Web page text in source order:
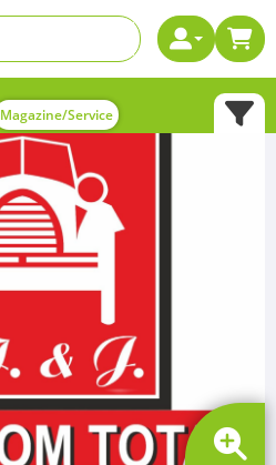
Magazine/Service